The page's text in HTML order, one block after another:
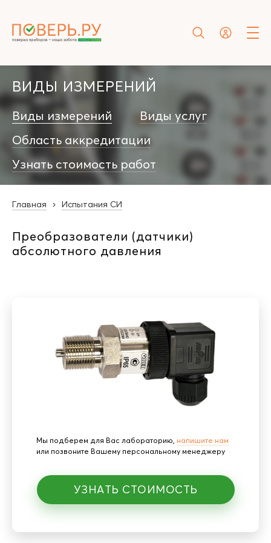
ВИДЫ ИЗМЕРЕНИЙ
Виды измерений
Виды услуг
Область аккредитации
Узнать стоимость работ
Главная Испытания СИ
Преобразователи (датчики)
абсолютного давления
Мы подберем для Вас лабораторию, напишите нам
или позвоните Вашему персональному менеджеру
УЗНАТЬ СТОИМОСТЬ